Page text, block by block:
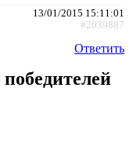
13/01/2015 15:11:01
#2039887
Ответить